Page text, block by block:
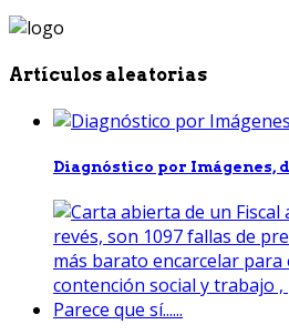
Artículos aleatorias
Diagnóstico por Imágenes,